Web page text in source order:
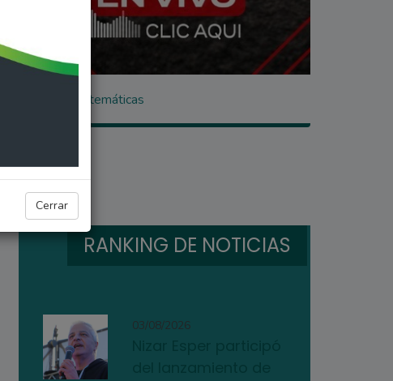
Cerrar
Olimpiadas Matemáticas
RANKING DE NOTICIAS
03/08/2026